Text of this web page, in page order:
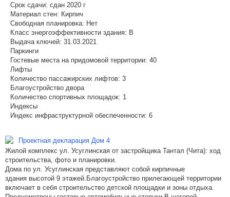
Срок сдачи: сдан 2020 г
Материал стен: Кирпич
Свободная планировка: Нет
Класс энергоэффективности здания: B
Выдача ключей: 31.03.2021
Паркинги
Гостевые места на придомовой территории: 40
Лифты
Количество пассажирских лифтов: 3
Благоустройство двора
Количество спортивных площадок: 1
Индексы
Индекс инфраструктурной обеспеченности: 6
Проектная декларация Дом 4
Жилой комплекс ул. Усуглинская от застройщика Тантал (Чита): ход
строительства, фото и планировки.
Дома по ул. Усуглинская представляют собой кирпичные
здания высотой 9 этажей.Благоустройство прилегающей территории
включает в себя строительство детской площадки и зоны отдыха.